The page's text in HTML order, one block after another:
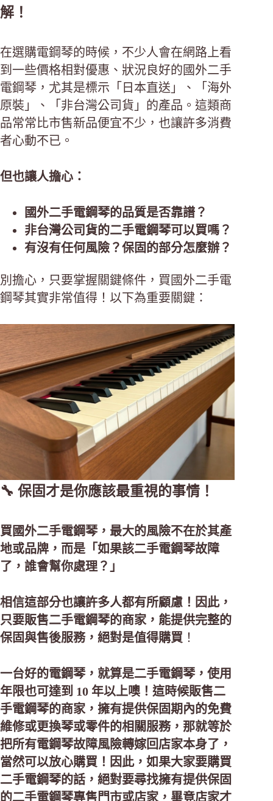
解！
在選購電鋼琴的時候，不少人會在網路上看
到一些價格相對優惠、狀況良好的國外二手
電鋼琴，尤其是標示「日本直送」、「海外
原裝」、「非台灣公司貨」的產品。這類商
品常常比市售新品便宜不少，也讓許多消費
者心動不已。
但也讓人擔心：
國外二手電鋼琴的品質是否靠譜？
非台灣公司貨的二手電鋼琴可以買嗎？
有沒有任何風險？保固的部分怎麼辦？
別擔心，只要掌握關鍵條件，買國外二手電
鋼琴其實非常值得！以下為重要關鍵：
🔧 保固才是你應該最重視的事情！
買國外二手電鋼琴，最大的風險不在於其產
地或品牌，而是「如果該二手電鋼琴故障
了，誰會幫你處理？」
相信這部分也讓許多人都有所顧慮！因此，
只要販售二手電鋼琴的商家，能提供完整的
保固與售後服務，絕對是值得購買 ！
一台好的電鋼琴，就算是二手電鋼琴，使用
年限也可達到 10 年以上噢！這時候販售二
手電鋼琴的商家，擁有提供保固期內的免費
維修或更換琴或零件的相關服務，那就等於
把所有電鋼琴故障風險轉嫁回店家本身了，
當然可以放心購買！因此，如果大家要購買
二手電鋼琴的話，絕對要尋找擁有提供保固
的二手電鋼琴專售門市或店家，畢竟店家才